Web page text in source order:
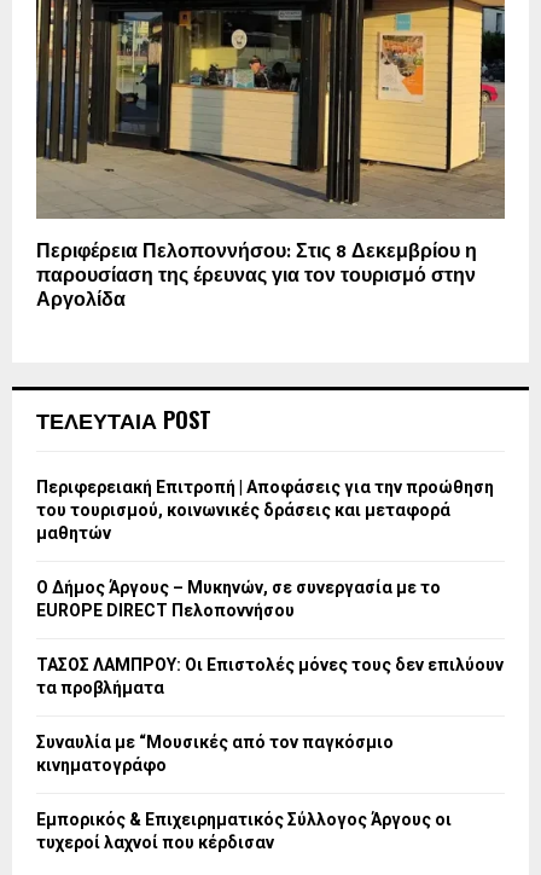
Περιφέρεια Πελοποννήσου: Στις 8 Δεκεμβρίου η
παρουσίαση της έρευνας για τον τουρισμό στην
Αργολίδα
ΤΕΛΕΥΤΑΙΑ POST
Περιφερειακή Επιτροπή | Αποφάσεις για την προώθηση
του τουρισμού, κοινωνικές δράσεις και μεταφορά
μαθητών
Ο Δήμος Άργους – Μυκηνών, σε συνεργασία με το
EUROPE DIRECT Πελοποννήσου
ΤΑΣΟΣ ΛΑΜΠΡΟΥ: Οι Επιστολές μόνες τους δεν επιλύουν
τα προβλήματα
Συναυλία με “Μουσικές από τον παγκόσμιο
κινηματογράφο
Εμπορικός & Επιχειρηματικός Σύλλογος Άργους οι
τυχεροί λαχνοί που κέρδισαν